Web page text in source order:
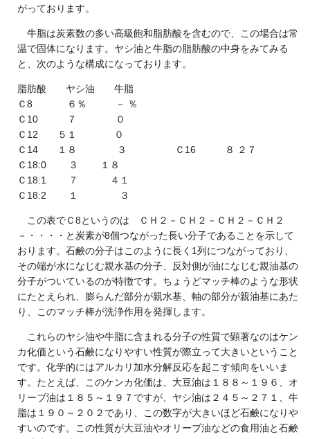
がっております。
牛脂は炭素数の多い高級飽和脂肪酸を含むので、この場合は常
温で固体になります。ヤシ油と牛脂の脂肪酸の中身をみてみる
と、次のような構成になっております。
脂肪酸 ヤシ油 牛脂
Ｃ8 ６％ － ％
Ｃ10 ７ ０
Ｃ12 ５１ ０
Ｃ14 １８ ３ Ｃ16 ８ ２７
Ｃ18:0 ３ １８
Ｃ18:1 ７ ４１
Ｃ18:2 １ ３
この表でＣ8というのは ＣＨ２－ＣＨ２－ＣＨ２－ＣＨ２
－・・・・と炭素が8個つながった長い分子であることを示して
おります。石鹸の分子はこのように長く1列につながっており、
その端が水になじむ親水基の分子、反対側が油になじむ親油基の
分子がついているのが特徴です。ちょうどマッチ棒のような形状
にたとえられ、膨らんだ部分が親水基、軸の部分が親油基にあた
り、このマッチ棒が洗浄作用を発揮します。
これらのヤシ油や牛脂に含まれる分子の性質で顕著なのはケン
カ化価という石鹸になりやすい性質が際立って大きいということ
です。化学的にはアルカリ加水分解反応を起こす傾向をいいま
す。たとえば、このケンカ化価は、大豆油は１８８～１９６、オ
リーブ油は１８５～１９７ですが、ヤシ油は２４５～２７１、牛
脂は１９０～２０２であり、この数字が大きいほど石鹸になりや
すいのです。この性質が大豆油やオリーブ油などの食用油と石鹸